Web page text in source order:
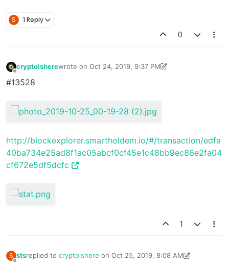
S 1 Reply
0
cryptoisherewrote on Oct 24, 2019, 9:37 PM
last edited by cryptoishereOct 24, 2019, 9:41 PM
#13528
http://blockexplorer.smartholdem.io/#/transaction/edfa
40ba734e25ad8f1ac05abcf0cf45e1c48bb9ec86e2fa04
cf672e5df5dcfc
1
S stsreplied to cryptoishere on Oct 25, 2019, 8:08 AM
last edited by stsOct 25, 2019, 8:11 AM